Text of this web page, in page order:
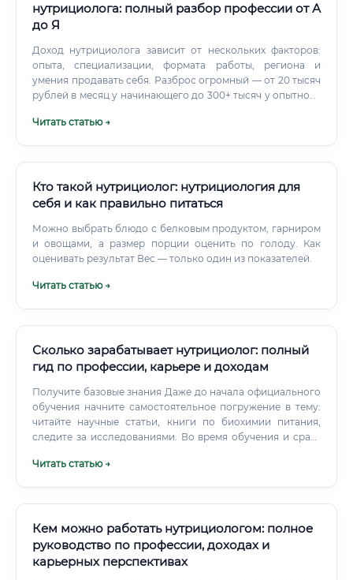
нутрициолога: полный разбор профессии от А
до Я
Доход нутрициолога зависит от нескольких факторов:
опыта, специализации, формата работы, региона и
умения продавать себя. Разброс огромный — от 20 тысяч
рублей в месяц у начинающего до 300+ тысяч у опытного
Читать статью →
Кто такой нутрициолог: нутрициология для
себя и как правильно питаться
Можно выбрать блюдо с белковым продуктом, гарниром
и овощами, а размер порции оценить по голоду. Как
оценивать результат Вес — только один из показателей.
Читать статью →
Сколько зарабатывает нутрициолог: полный
гид по профессии, карьере и доходам
Получите базовые знания Даже до начала официального
обучения начните самостоятельное погружение в тему:
читайте научные статьи, книги по биохимии питания,
следите за исследованиями. Во время обучения и сразу
помогайте знакомым, проводите бесплатные
Читать статью →
Кем можно работать нутрициологом: полное
руководство по профессии, доходах и
карьерных перспективах